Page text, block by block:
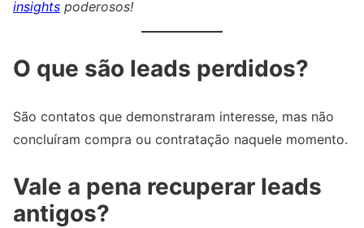
insights poderosos!
O que são leads perdidos?
São contatos que demonstraram interesse, mas não
concluíram compra ou contratação naquele momento.
Vale a pena recuperar leads
antigos?